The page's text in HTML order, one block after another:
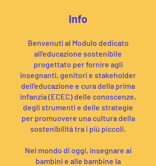
Info
Benvenuti al Modulo dedicato
all'educazione sostenibile
progettato per fornire agli
insegnanti, genitori e stakeholder
dell'educazione e cura della prima
infanzia (ECEC) delle conoscenze,
degli strumenti e delle strategie
per promuovere una cultura della
sostenibilità tra i più piccoli.
Nel mondo di oggi, insegnare ai
bambini e alle bambine la